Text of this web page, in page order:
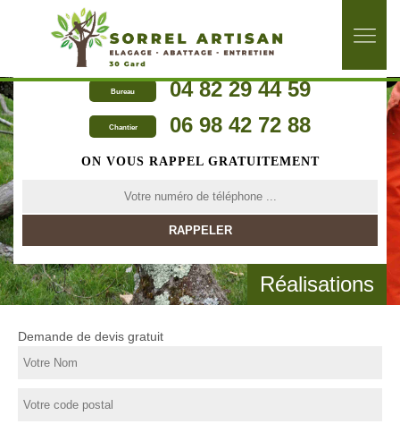
Bureau 04 82 29 44 59
Chantier 06 98 42 72 88
ON VOUS RAPPEL GRATUITEMENT
Réalisations
Demande de devis gratuit